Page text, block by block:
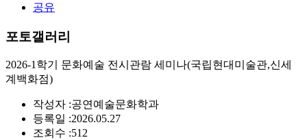
공유
포토갤러리
2026-1학기 문화예술 전시관람 세미나(국립현대미술관,신세
계백화점)
작성자 :공연예술문화학과
등록일 :2026.05.27
조회수 :512